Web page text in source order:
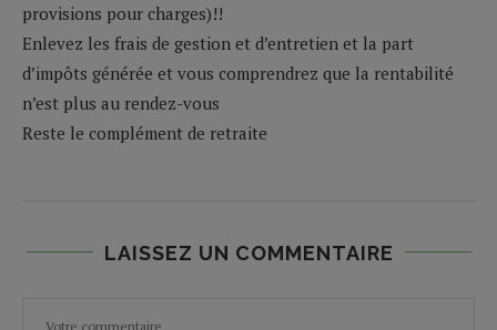
provisions pour charges)!!
Enlevez les frais de gestion et d’entretien et la part
d’impôts générée et vous comprendrez que la rentabilité
n’est plus au rendez-vous
Reste le complément de retraite
LAISSEZ UN COMMENTAIRE